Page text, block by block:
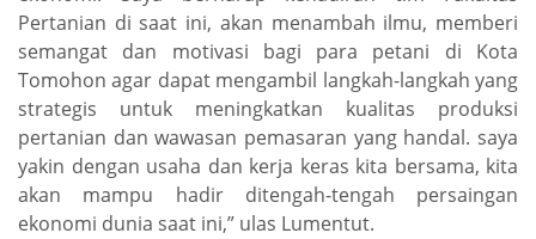
Pertanian di saat ini, akan menambah ilmu, memberi
semangat dan motivasi bagi para petani di Kota
Tomohon agar dapat mengambil langkah-langkah yang
strategis untuk meningkatkan kualitas produksi
pertanian dan wawasan pemasaran yang handal. saya
yakin dengan usaha dan kerja keras kita bersama, kita
akan mampu hadir ditengah-tengah persaingan
ekonomi dunia saat ini,” ulas Lumentut.